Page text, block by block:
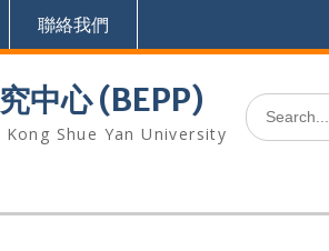
聯絡我們
中心 (BEPP)
Shue Yan University